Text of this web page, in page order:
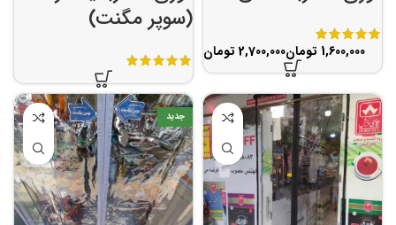
تومان تومان
(سوپر مگنت)
جدید